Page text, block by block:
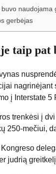
naudojama
gerbėjas
taip
į Interstate
trenkėsi į
250-mečiui,
judrią